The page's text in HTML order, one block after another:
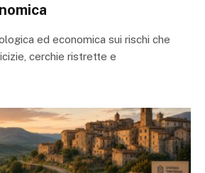
ed economica sui rischi che
cerchie ristrette e